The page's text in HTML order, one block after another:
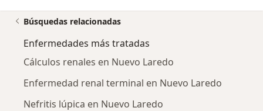
Búsquedas relacionadas
Enfermedades más tratadas
Cálculos renales en Nuevo Laredo
Enfermedad renal terminal en Nuevo Laredo
Nefritis lúpica en Nuevo Laredo